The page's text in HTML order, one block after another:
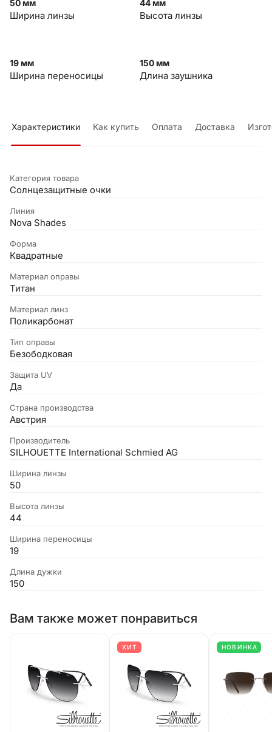
50 мм
Ширина линзы
44 мм
Высота линзы
19 мм
Ширина переносицы
150 мм
Длина заушника
Характеристики Как купить Оплата Доставка
Категория товара
Солнцезащитные очки
Линия
Nova Shades
Форма
Квадратные
Материал оправы
Титан
Материал линз
Поликарбонат
Тип оправы
Безободковая
Защита UV
Да
Страна производства
Австрия
Производитель
SILHOUETTE International Schmied AG
Ширина линзы
50
Высота линзы
44
Ширина переносицы
19
Длина дужки
150
Вам также может понравиться
ХИТ НОВИНКА